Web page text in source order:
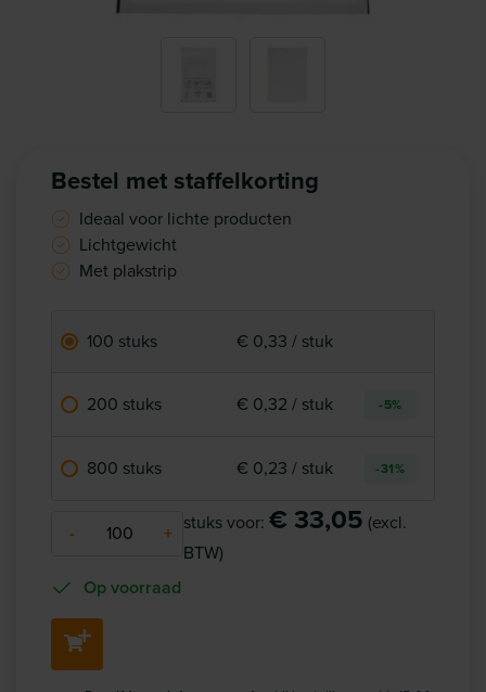
Bestel met staffelkorting
Ideaal voor lichte producten
Lichtgewicht
Met plakstrip
100 stuks € 0,33 / stuk
200 stuks € 0,32 / stuk -5%
800 stuks € 0,23 / stuk -31%
- + stuks voor: € 33,05 (excl.
BTW)
Op voorraad